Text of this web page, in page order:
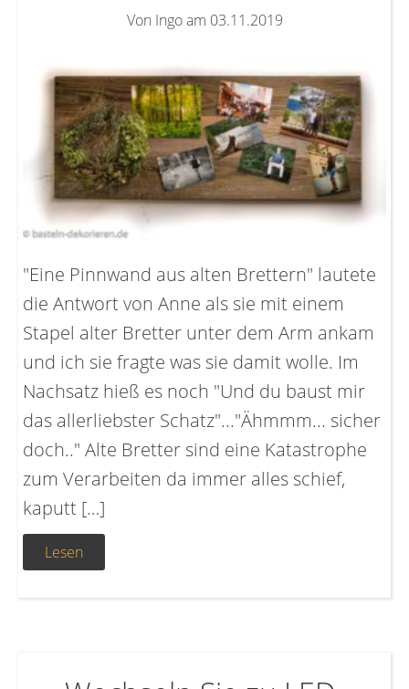
Von Ingo am 03.11.2019
"Eine Pinnwand aus alten Brettern" lautete
die Antwort von Anne als sie mit einem
Stapel alter Bretter unter dem Arm ankam
und ich sie fragte was sie damit wolle. Im
Nachsatz hieß es noch "Und du baust mir
das allerliebster Schatz"..."Ähmmm... sicher
doch.." Alte Bretter sind eine Katastrophe
zum Verarbeiten da immer alles schief,
kaputt […]
Lesen